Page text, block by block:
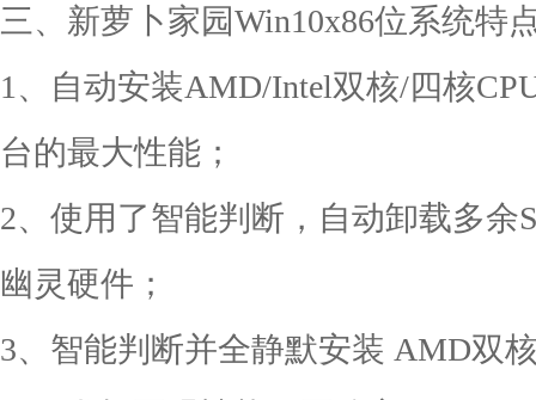
三、新萝卜家园Win10x86位系统特
1、自动安装AMD/Intel双核/四核
台的最大性能；
2、使用了智能判断，自动卸载多余
幽灵硬件；
3、智能判断并全静默安装 AMD双